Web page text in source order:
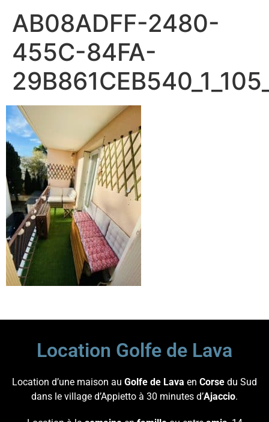
AB08ADFF-2480-
455C-84FA-
Location Golfe de Lava
Location d’une maison au Golfe de Lava en Corse du Sud
dans le village d’Appietto à 30 minutes d’Ajaccio.